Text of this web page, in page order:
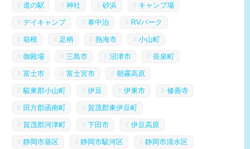
道の駅 神社 砂浜 キャンプ場
デイキャンプ 車中泊 RVパーク
箱根 足柄 熱海市 小山町
御殿場 三島市 沼津市 長泉町
富士市 富士宮市 朝霧高原
駿東郡小山町 伊豆 伊東市 修善寺
田方郡函南町 賀茂郡東伊豆町
賀茂郡河津町 下田市 伊豆高原
静岡市葵区 静岡市駿河区 静岡市清水区